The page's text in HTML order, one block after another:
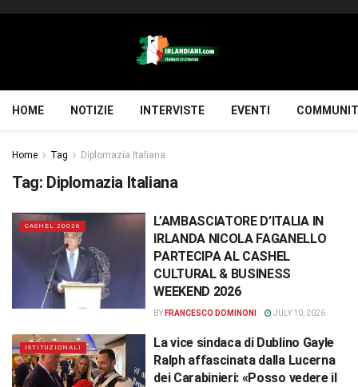
HOME NOTIZIE INTERVISTE EVENTI
Home Tag Diplomazia Italiana
Tag: Diplomazia Italiana
CASHEL 20026
L’AMBASCIATORE D’ITALIA IN
IRLANDA NICOLA FAGANELLO
PARTECIPA AL CASHEL
CULTURAL & BUSINESS
WEEKEND 2026
BY FRANCESCO DOMINONI JULY 10, 2026
ISTITUZIONALI
La vice sindaca di Dublino Gayle
Ralph affascinata dalla Lucerna
dei Carabinieri: «Posso vedere il